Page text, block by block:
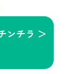
ンチラ ＞